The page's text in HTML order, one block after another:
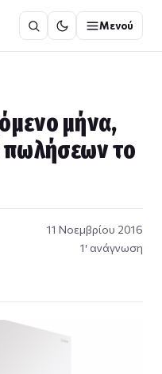
Μενού
μήνα,
το
11 Νοεμβρίου 2016
1′ ανάγνωση